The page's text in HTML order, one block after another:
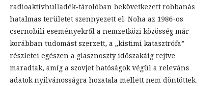
radioaktívhulladék-tárolóban bekövetkezett robbanás
hatalmas területet szennyezett el. Noha az 1986-os
csernobili eseményekről a nemzetközi közösség már
korábban tudomást szerzett, a „kistimi katasztrófa”
részletei egészen a glasznoszty időszakáig rejtve
maradtak, amíg a szovjet hatóságok végül a releváns
adatok nyilvánosságra hozatala mellett nem döntöttek.